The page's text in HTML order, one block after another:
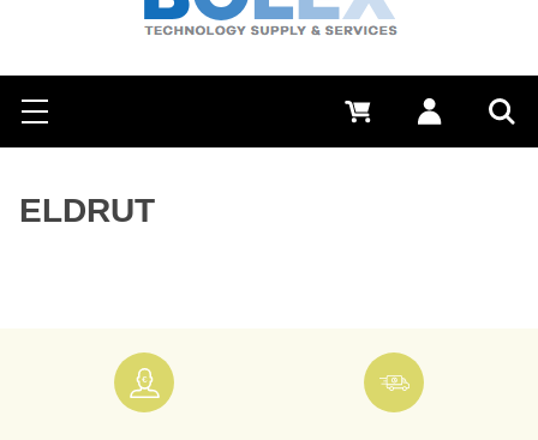
Hľadať
Menu Prihlásiť sa
0 €
ELDRUT